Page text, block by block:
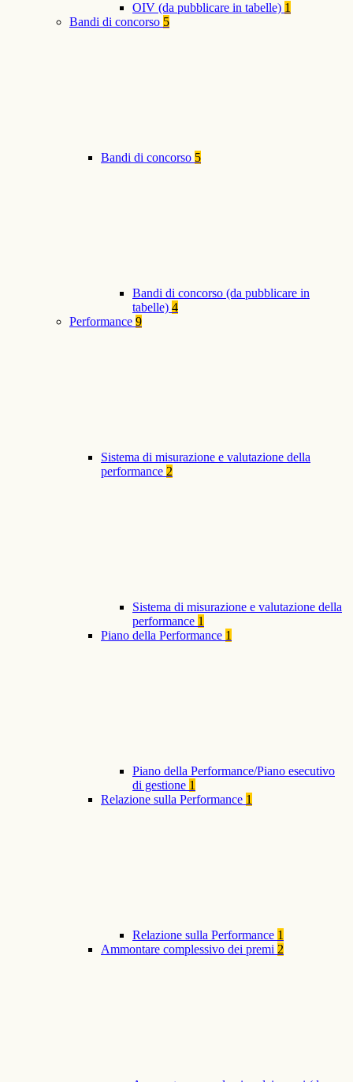
OIV (da pubblicare in tabelle) 1
Bandi di concorso 5
Bandi di concorso 5
Bandi di concorso (da pubblicare in
tabelle) 4
Performance 9
Sistema di misurazione e valutazione della
performance 2
Sistema di misurazione e valutazione della
performance 1
Piano della Performance 1
Piano della Performance/Piano esecutivo
di gestione 1
Relazione sulla Performance 1
Relazione sulla Performance 1
Ammontare complessivo dei premi 2